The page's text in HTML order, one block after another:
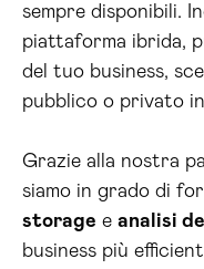
sempre disponibili.
piattaforma ibrida,
del tuo business,
pubblico o privato
Grazie alla nostra
siamo in grado di
storage e analisi
business più